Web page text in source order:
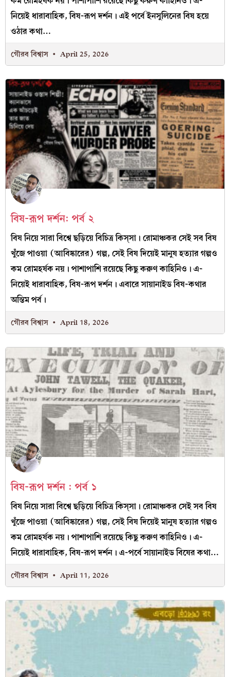
নিয়েই ধারাবাহিক, বিষ-রূপ দর্শন। এই পর্বে ইনসুলিনের বিষ হয়ে
ওঠার কথা…
গৌরব বিশ্বাস April 25, 2026
বিষ-রূপ দর্শন: পর্ব ২
বিষ নিয়ে সারা বিশ্বে ছড়িয়ে বিচিত্র কিস্‌সা। রোমাঞ্চকর সেই সব বিষ
খুঁজে পাওয়া (আবিষ্কারের) গল্প, সেই বিষ দিয়েই মানুষ হত্যার গল্পও
কম রোমহর্ষক নয়। পাশাপাশি রয়েছে কিছু করুণ কাহিনিও। এ-
নিয়েই ধারাবাহিক, বিষ-রূপ দর্শন। এবারে সায়ানাইড বিষ-কথার
অন্তিম পর্ব।
গৌরব বিশ্বাস April 18, 2026
বিষ-রূপ দর্শন : পর্ব ১
বিষ নিয়ে সারা বিশ্বে ছড়িয়ে বিচিত্র কিস্‌সা। রোমাঞ্চকর সেই সব বিষ
খুঁজে পাওয়া (আবিষ্কারের) গল্প, সেই বিষ দিয়েই মানুষ হত্যার গল্পও
কম রোমহর্ষক নয়। পাশাপাশি রয়েছে কিছু করুণ কাহিনিও। এ-
নিয়েই ধারাবাহিক, বিষ-রূপ দর্শন। এ-পর্বে সায়ানাইড বিষের কথা…
গৌরব বিশ্বাস April 11, 2026